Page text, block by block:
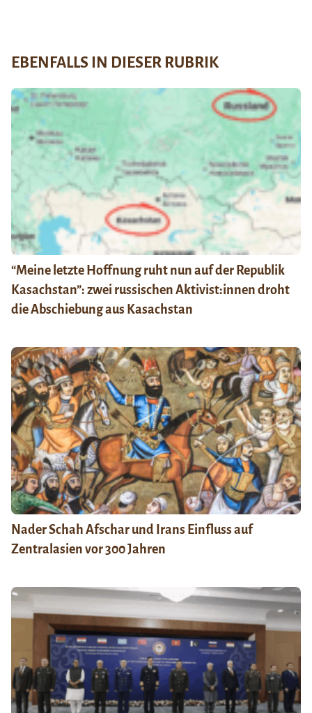
EBENFALLS IN DIESER RUBRIK
“Meine letzte Hoffnung ruht nun auf der Republik
Kasachstan”: zwei russischen Aktivist:innen droht
die Abschiebung aus Kasachstan
Nader Schah Afschar und Irans Einfluss auf
Zentralasien vor 300 Jahren